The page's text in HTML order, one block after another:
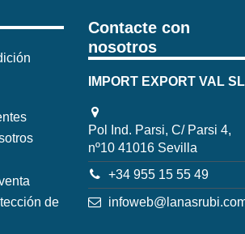
de
Contacte con
nosotros
IMPORT EXPORT VAL SL
Pol Ind. Parsi, C/ Parsi 4,
nº10 41016 Sevilla
+34 955 15 55 49